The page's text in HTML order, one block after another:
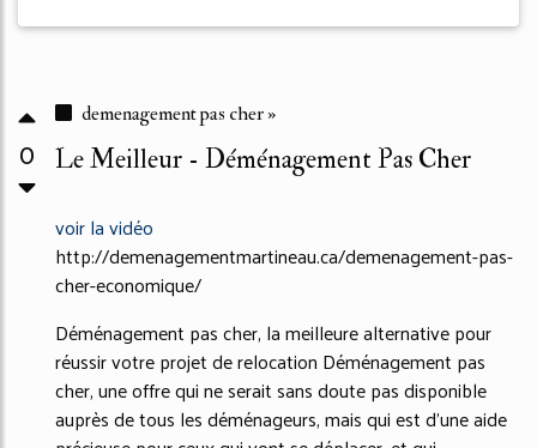
0
demenagement pas cher »
Le Meilleur - Déménagement Pas Cher
voir la vidéo
http://demenagementmartineau.ca/demenagement-pas-
cher-economique/
Déménagement pas cher, la meilleure alternative pour
réussir votre projet de relocation Déménagement pas
cher, une offre qui ne serait sans doute pas disponible
auprès de tous les déménageurs, mais qui est d'une aide